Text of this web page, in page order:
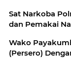
Sat Narkoba
dan Pemakai
Wako
(Persero)